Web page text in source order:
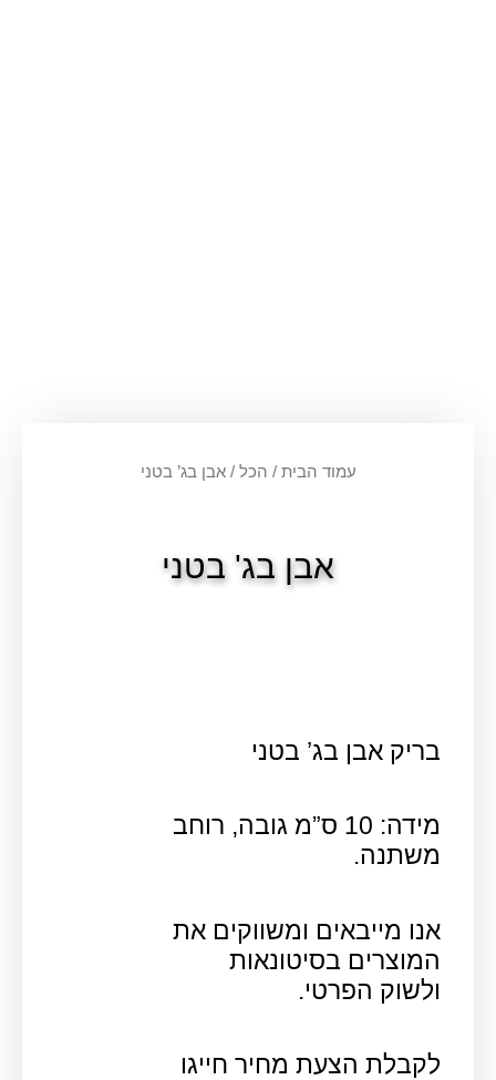
עמוד הבית / הכל / אבן בג’ בטני
אבן בג' בטני
בריק אבן בג’ בטני
מידה: 10 ס”מ גובה, רוחב
משתנה.
אנו מייבאים ומשווקים את
המוצרים בסיטונאות
ולשוק הפרטי.
לקבלת הצעת מחיר חייגו